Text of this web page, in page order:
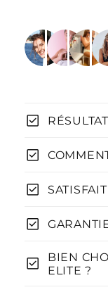
check_box
check_box
check_box
check_box
2 ANS DE
check_box
BIEN
ELITE ?